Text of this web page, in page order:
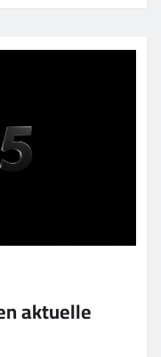
aktuelle